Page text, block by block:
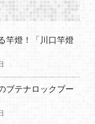
竿燈！「川口竿燈
ブテナロックブー